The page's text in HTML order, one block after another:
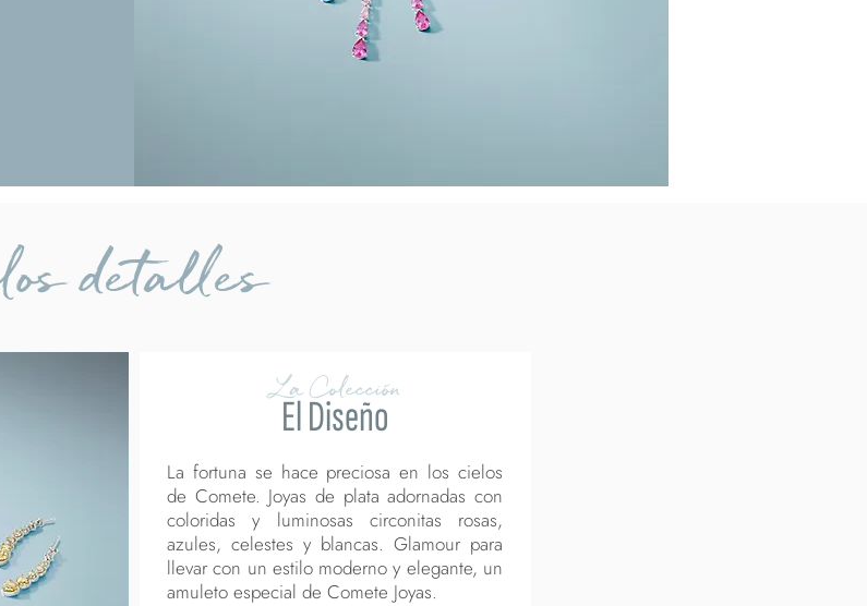
los detalles
La Colección
El Diseño
La fortuna se hace preciosa en los cielos
de Comete. Joyas de plata adornadas con
coloridas y luminosas circonitas rosas,
azules, celestes y blancas. Glamour para
llevar con un estilo moderno y elegante, un
amuleto especial de Comete Joyas.